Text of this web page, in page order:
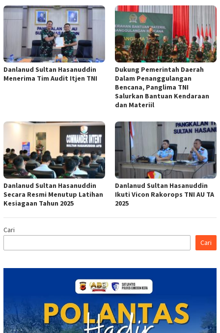
Danlanud Sultan Hasanuddin
Menerima Tim Audit Itjen TNI
Dukung Pemerintah Daerah
Dalam Penanggulangan
Bencana, Panglima TNI
Salurkan Bantuan Kendaraan
dan Materiil
Danlanud Sultan Hasanuddin
Secara Resmi Menutup Latihan
Kesiagaan Tahun 2025
Danlanud Sultan Hasanuddin
Ikuti Vicon Rakorops TNI AU TA
2025
Cari
Cari